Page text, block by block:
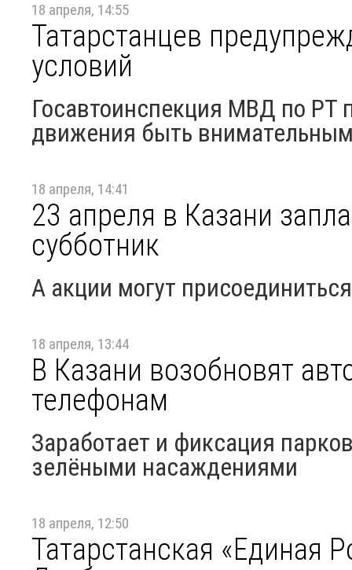
18 апреля, 14:55
Татарстанцев
условий
Госавтоинспекция МВД по РТ
движения быть
18 апреля, 14:41
23 апреля в Казани
субботник
А акции могут
18 апреля, 13:44
В Казани возобновят
телефонам
Заработает и фиксация
зелёными насаждениями
18 апреля, 12:50
Татарстанская «Единая